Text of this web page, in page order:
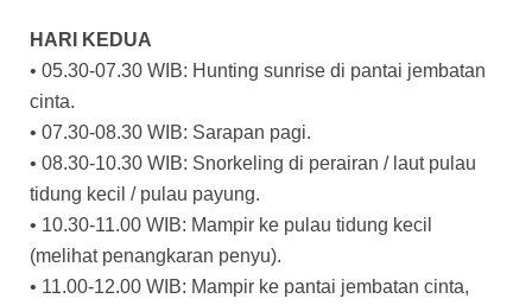
HARI KEDUA
• 05.30-07.30 WIB: Hunting sunrise di pantai jembatan
cinta.
• 07.30-08.30 WIB: Sarapan pagi.
• 08.30-10.30 WIB: Snorkeling di perairan / laut pulau
tidung kecil / pulau payung.
• 10.30-11.00 WIB: Mampir ke pulau tidung kecil
(melihat penangkaran penyu).
• 11.00-12.00 WIB: Mampir ke pantai jembatan cinta,